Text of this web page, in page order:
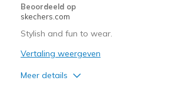
Beoordeeld op
skechers.com
Stylish and fun to wear.
Vertaling weergeven
Meer details